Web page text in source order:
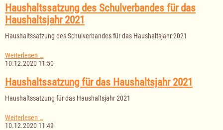
Gebührensatzung
Gewässerunterhaltungsverband
Haushaltssatzung des Schulverbandes für das
Haushaltsjahr 2021
Haushaltssatzung des Schulverbandes für das Haushaltsjahr 2021
Weiterlesen …
des
für
das
Haushaltsjahr
2021
10.12.2020 11:50
Haushaltssatzung für das Haushaltsjahr 2021
Haushaltssatzung für das Haushaltsjahr 2021
Weiterlesen …
für
10.12.2020 11:49